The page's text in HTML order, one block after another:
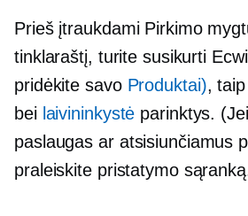
Prieš įtraukdami Pirkimo
tinklaraštį, turite susikurti
pridėkite savo Produktai),
bei laivininkystė parinktys.
paslaugas ar atsisiunčiamus
praleiskite pristatymo